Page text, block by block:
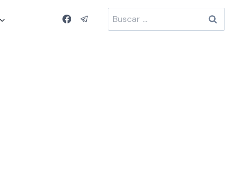
Buscar: